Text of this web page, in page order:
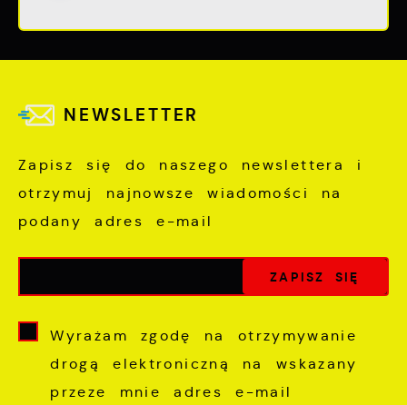
NEWSLETTER
Zapisz się do naszego newslettera i
otrzymuj najnowsze wiadomości na
podany adres e-mail
Wyrażam zgodę na otrzymywanie
drogą elektroniczną na wskazany
przeze mnie adres e-mail